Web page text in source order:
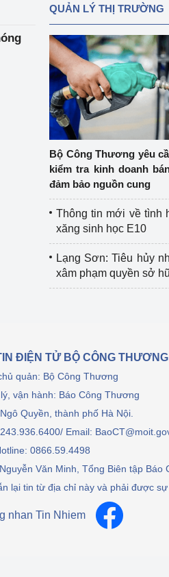
QUẢN LÝ THỊ TRƯỜNG
Bộ Công Thương yêu
kiểm tra kinh doanh
đảm bảo nguồn cung
Thông tin mới về tình
xăng sinh học E10
Lạng Sơn: Tiêu hủy
xâm phạm quyền sở
ĐIỆN TỬ BỘ CÔNG THƯƠNG
quản: Bộ Công Thương
vận hành: Báo Công Thương
Quyền, thành phố Hà Nội.
Email:
0866.59.4498
Văn Minh, Tổng Biên tập Báo
lại tin từ địa chỉ này và phải được